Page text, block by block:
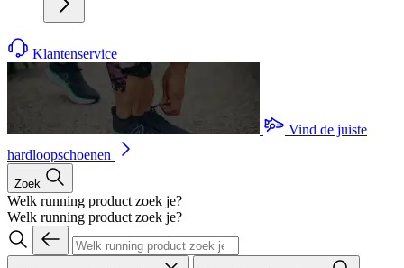
Klantenservice
Vind de juiste
hardloopschoenen
Zoek
Welk running product zoek je?
Welk running product zoek je?